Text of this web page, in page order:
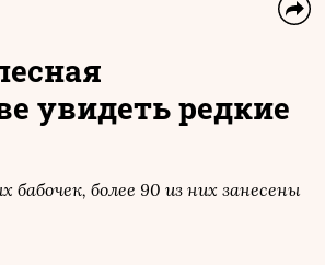
увидеть редкие
более 90 из них занесены